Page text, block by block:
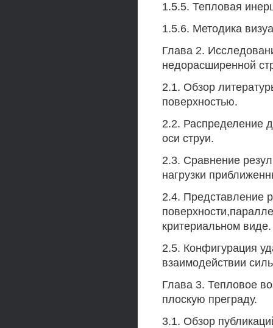
1.5.5. Тепловая
1.5.6. Методика
Глава 2.
недорасширенной
2.1. Обзор
поверхностью.
2.2. Распределение
оси струи.
2.3. Сравнение
нагрузки
2.4. Представление
критериальном виде.
2.5. Конфигурация
взаимодействии
Глава 3. Тепловое
плоскую преграду.
3.1. Обзор